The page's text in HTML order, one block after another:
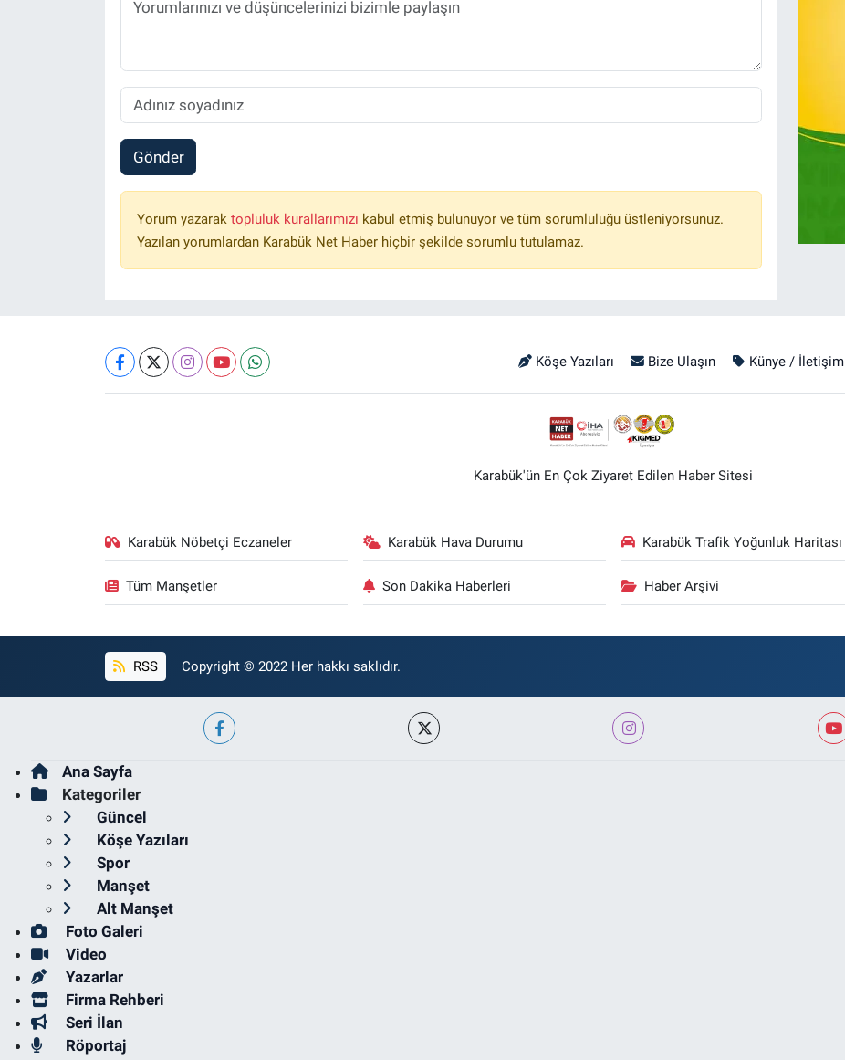
Gönder
Yorum yazarak topluluk kurallarımızı kabul etmiş bulunuyor ve tüm sorumluluğu üstleniyorsunuz.
Yazılan yorumlardan Karabük Net Haber hiçbir şekilde sorumlu tutulamaz.
Köşe Yazıları Bize Ulaşın Künye / İletişim
Karabük'ün En Çok Ziyaret Edilen Haber Sitesi
Karabük Nöbetçi Eczaneler Karabük Hava Durumu Karabük Trafik Yoğunluk Haritası
Tüm Manşetler Son Dakika Haberleri Haber Arşivi
RSS Copyright © 2022 Her hakkı saklıdır.
Ana Sayfa
Kategoriler
Güncel
Köşe Yazıları
Spor
Manşet
Alt Manşet
Foto Galeri
Video
Yazarlar
Firma Rehberi
Seri İlan
Röportaj